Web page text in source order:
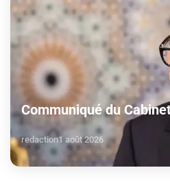
Communiqué du
redaction1 août 2026